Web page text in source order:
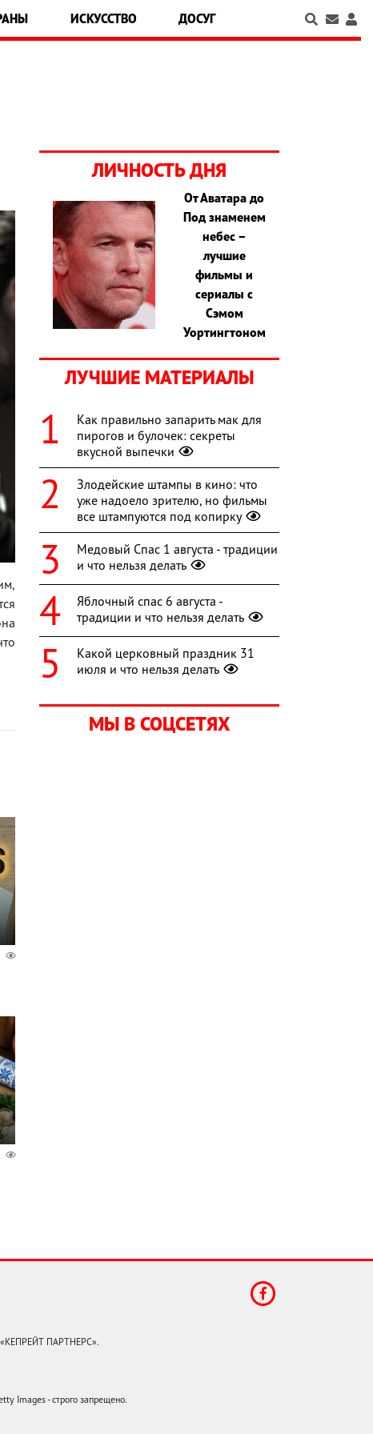
ИСКУССТВО ДОСУГ
ЛИЧНОСТЬ ДНЯ
От Аватара до
Под знаменем
небес –
лучшие
фильмы и
сериалы с
Сэмом
Уортингтоном
ЛУЧШИЕ МАТЕРИАЛЫ
Как правильно запарить мак для
пирогов и булочек: секреты
вкусной выпечки
Злодейские штампы в кино: что
уже надоело зрителю, но фильмы
все штампуются под копирку
Медовый Спас 1 августа - традиции
и что нельзя делать
Яблочный спас 6 августа -
традиции и что нельзя делать
Какой церковный праздник 31
июля и что нельзя делать
МЫ В СОЦСЕТЯХ
«КЕПРЕЙТ ПАРТНЕРС».
Images - строго запрещено.